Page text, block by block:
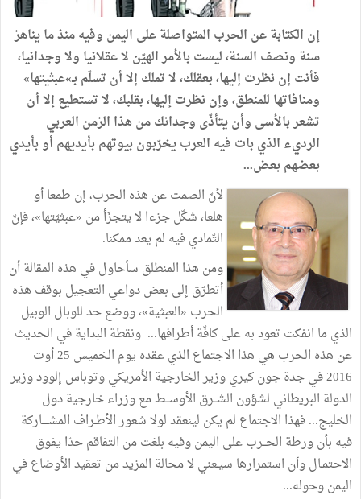
إن الكتابةعن الحرب المتواصلةعلى اليمن وفيهمنذمايناهز
سنة ونصف السنة،ليست بالأمرالهيّن لاعقلانيا ولاوجدانيا،
فأنتإن نظرتإليها،بعقلك،لاتملكإلاأن تسلّم بـ»عبثيتها»
ومنافاتها للمنطق،وإن نظرتإليها،بقلبك،لاتستطيعإلاأن
تشعربالأسى وأنيتأذّى وجدانكمن هذا الزمن العربي
الرديء الذي بات فيه العربيخرّبون بيوتهم بأيديهم أو بأيدي
بعضهم بعض...
لأنّ الصمتعن هذه الحرب،إن طمعاأو
هلعا،شكّلجزءا لايتجزّأمن «عبثيّتها»،فإنّ
التّماديفيه لم يعدممكنا.
ومن هذا المنطلق سأحاولفي هذه المقالةأن
أتطرّق إلى بعضدواعي التعجيل بوقف هذه
الحرب «العبثية»،ووضعحدللوبال الوبيل
الذيما انفكت تعودبهعلىكافّةأطرافها... ونقطة البدايةفي الحديث
عن هذه الحرب هي هذا الاجتماع الذيعقده يوم الخميس 25أوت
2016فيجدةجونكيريوزيرالخارجية الأمريكيوتوباس إلوودوزير
الدولة البريطاني لشؤون الشــرق الأوســطمعوزراءخارجيةدول
الخليج...فهذا الاجتماع لم يكن لينعقدلولاشعورالأطـراف المشــــاركة
فيه بأنورطة الحــربعلى اليمنوفيه بلغتمن التفاقمحدّا يفوق
الاحتمـالوأن استمرارها سيـعني لامحالة المزيدمن تعقيدالأوضاعفي
اليمنوحوله...